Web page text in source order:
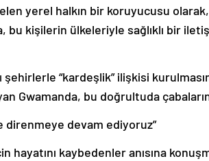
yerel halkın bir koruyucusu
kişilerin ülkeleriyle sağlıklı bir
şehirlerle “kardeşlik” ilişkisi
Gwamanda, bu doğrultuda
direnmeye devam ediyoruz”
hayatını kaybedenler anısına